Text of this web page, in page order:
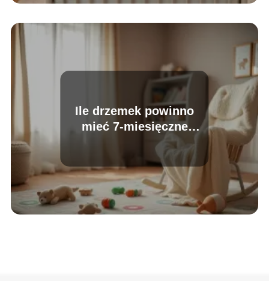
Ile drzemek powinno
mieć 7-miesięczne
dziecko?